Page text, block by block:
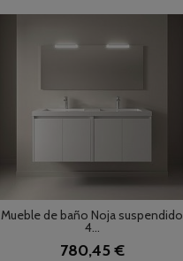
Mueble de baño Noja suspendido
4...
780,45 €